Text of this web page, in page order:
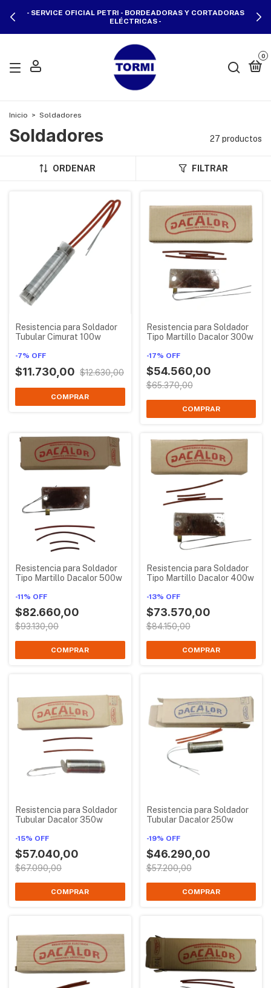
- FERRETERÍA INDUSTRIAL - DESDE 1970 - PARQUE
AVELLANEDA, CABA -
0
Inicio > Soldadores
Soldadores 27 productos
ORDENAR FILTRAR
Resistencia para Soldador
Tubular Cimurat 100w
-7% OFF
$11.730,00 $12.630,00
Resistencia para Soldador
Tipo Martillo Dacalor 300w
-17% OFF
$54.560,00
$65.370,00
Resistencia para Soldador
Tipo Martillo Dacalor 500w
-11% OFF
$82.660,00
$93.130,00
Resistencia para Soldador
Tipo Martillo Dacalor 400w
-13% OFF
$73.570,00
$84.150,00
Resistencia para Soldador
Tubular Dacalor 350w
-15% OFF
$57.040,00
$67.090,00
Resistencia para Soldador
Tubular Dacalor 250w
-19% OFF
$46.290,00
$57.200,00